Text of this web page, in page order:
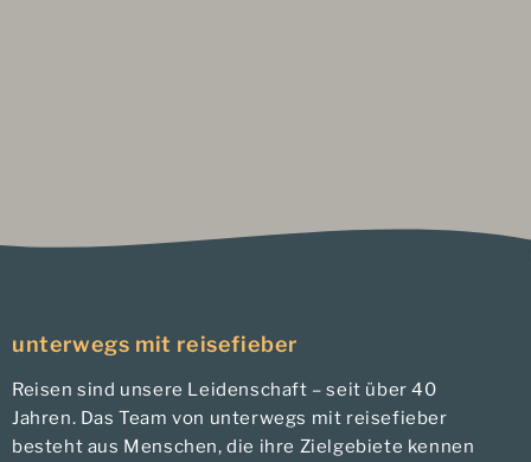
unterwegs mit reisefieber
Reisen sind unsere Leidenschaft – seit über 40
Jahren. Das Team von unterwegs mit reisefieber
besteht aus Menschen, die ihre Zielgebiete kennen